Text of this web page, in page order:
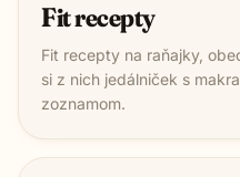
Fit recepty
Fit recepty na raňajky,
si z nich jedálniček s
zoznamom.